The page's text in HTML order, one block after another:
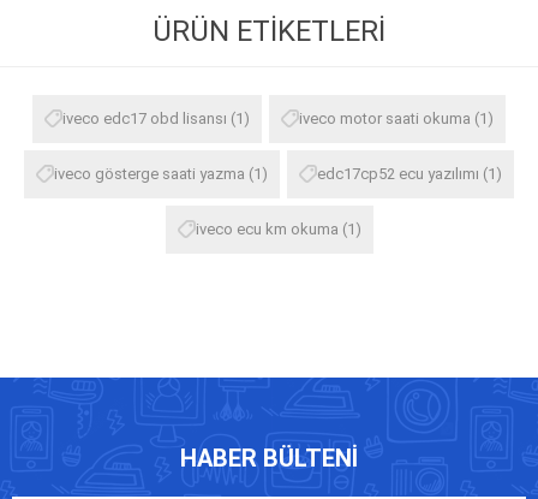
ÜRÜN ETIKETLERI
iveco edc17 obd lisansı (1) iveco motor saati okuma (1)
iveco gösterge saati yazma (1) edc17cp52 ecu yazılımı (1)
iveco ecu km okuma (1)
HABER BÜLTENI